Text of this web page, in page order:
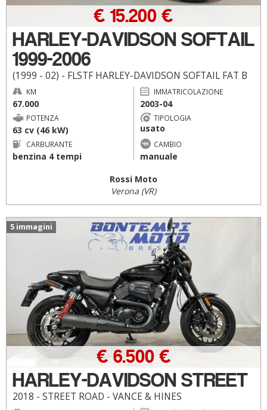
HARLEY-DAVIDSON SOFTAIL
1999-2006
(1999 - 02) - FLSTF HARLEY-DAVIDSON SOFTAIL FAT B
€ 15.200 €
KM
67.000
IMMATRICOLAZIONE
2003-04
POTENZA
63 cv (46 kW)
TIPOLOGIA
usato
CARBURANTE
benzina 4 tempi
CAMBIO
manuale
Rossi Moto
Verona (VR)
5 immagini
HARLEY-DAVIDSON STREET
2018 - STREET ROAD - VANCE & HINES
€ 6.500 €